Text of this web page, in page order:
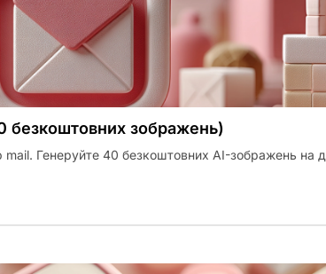
безкоштовних зображень)
Генеруйте 40 безкоштовних AI-зображень на